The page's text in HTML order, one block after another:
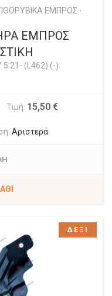
ΕΜΠΡΟΣ -
ΕΜΠΡΟΣ
5 21- (L462) (-)
Τιμή: 15,50 €
Αριστερά
ΔΕΞΙ